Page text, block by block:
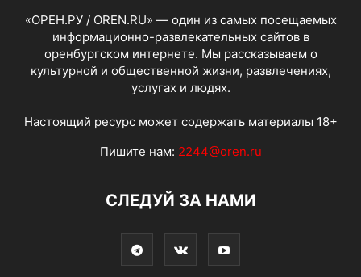
«ОРЕН.РУ / OREN.RU» — один из самых посещаемых
информационно-развлекательных сайтов в
оренбургском интернете. Мы рассказываем о
культурной и общественной жизни, развлечениях,
услугах и людях.
Настоящий ресурс может содержать материалы 18+
Пишите нам: 2244@oren.ru
СЛЕДУЙ ЗА НАМИ